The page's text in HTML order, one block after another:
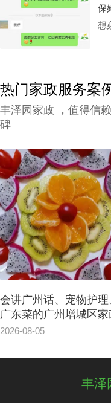
性
区
保
想
政
热门家政服务案
丰泽园家政 ，值得信
碑
番禺区保姆服务案例|
子坐的愉快
2026-08-05
丰泽